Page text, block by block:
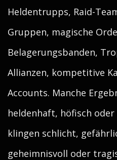
Heldentrupps, Raid-
Gruppen, magische
Belagerungsbanden,
Allianzen, kompetitive
Accounts. Manche
heldenhaft, höfisch
klingen schlicht,
geheimnisvoll oder